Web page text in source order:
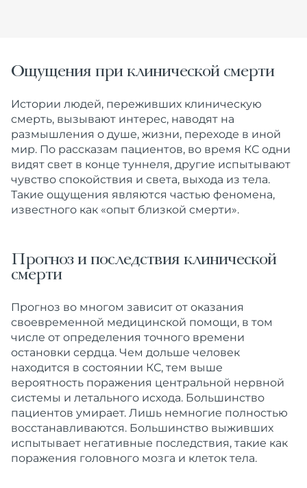
Ощущения при клинической смерти
Истории людей, переживших клиническую
смерть, вызывают интерес, наводят на
размышления о душе, жизни, переходе в иной
мир. По рассказам пациентов, во время КС одни
видят свет в конце туннеля, другие испытывают
чувство спокойствия и света, выхода из тела.
Такие ощущения являются частью феномена,
известного как «опыт близкой смерти».
Прогноз и последствия клинической
смерти
Прогноз во многом зависит от оказания
своевременной медицинской помощи, в том
числе от определения точного времени
остановки сердца. Чем дольше человек
находится в состоянии КС, тем выше
вероятность поражения центральной нервной
системы и летального исхода. Большинство
пациентов умирает. Лишь немногие полностью
восстанавливаются. Большинство выживших
испытывает негативные последствия, такие как
поражения головного мозга и клеток тела.